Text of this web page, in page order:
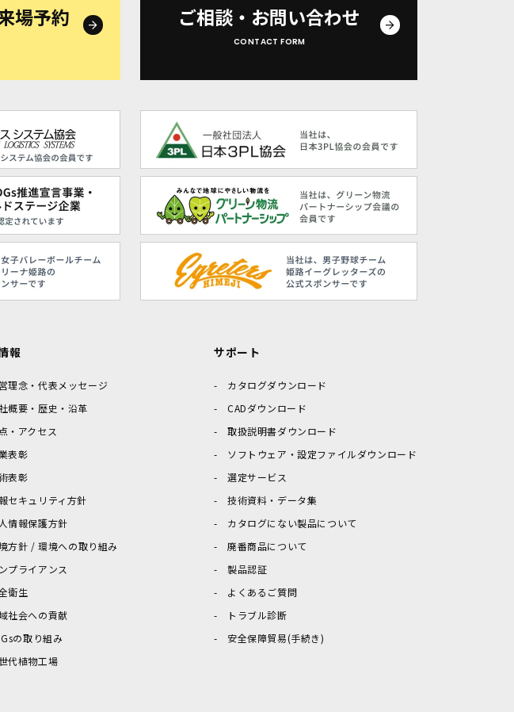
場予約 ご相談・お問い合わせ
CONTACT FORM
報
理念・代表メッセージ
概要・歴史・沿革
・アクセス
表彰
表彰
セキュリティ方針
情報保護方針
方針 / 環境への取り組み
プライアンス
衛生
社会への貢献
の取り組み
代植物工場
サポート
カタログダウンロード
CADダウンロード
取扱説明書ダウンロード
ソフトウェア・設定ファイルダウンロード
選定サービス
技術資料・データ集
カタログにない製品について
廃番商品について
製品認証
よくあるご質問
トラブル診断
安全保障貿易(手続き)